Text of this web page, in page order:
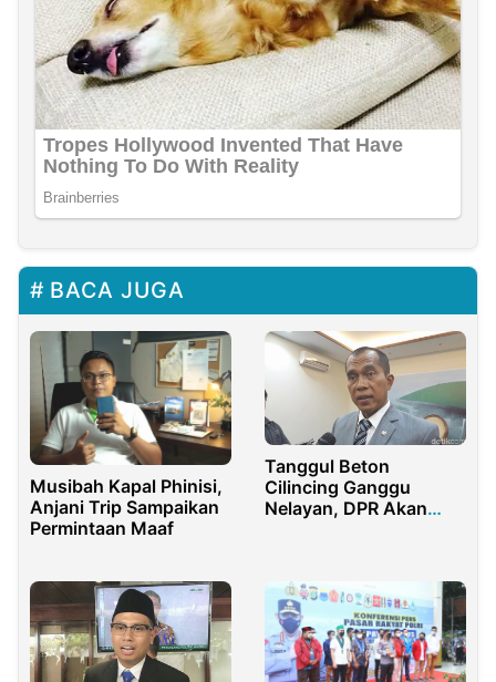
BACA JUGA
Musibah Kapal Phinisi,
Anjani Trip Sampaikan
Permintaan Maaf
Tanggul Beton
Cilincing Ganggu
Nelayan, DPR Akan